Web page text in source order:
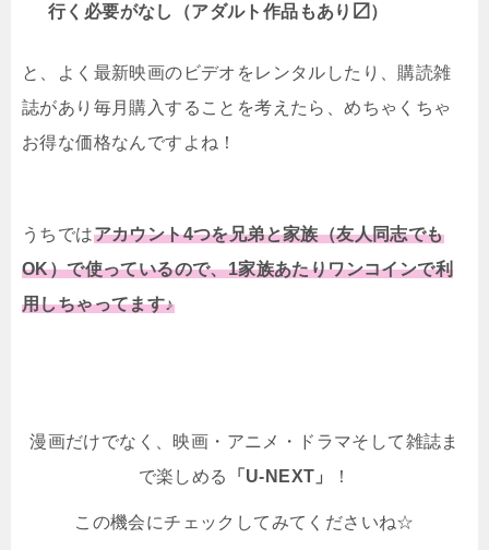
行く必要がなし（アダルト作品もあり〼）
と、よく最新映画のビデオをレンタルしたり、購読雑
誌があり毎月購入することを考えたら、めちゃくちゃ
お得な価格なんですよね！
うちではアカウント4つを兄弟と家族（友人同志でも
OK）で使っているので、1家族あたりワンコインで利
用しちゃってます♪
漫画だけでなく、映画・アニメ・ドラマそして雑誌ま
で楽しめる
「U-NEXT」 ！
この機会にチェックしてみてくださいね☆